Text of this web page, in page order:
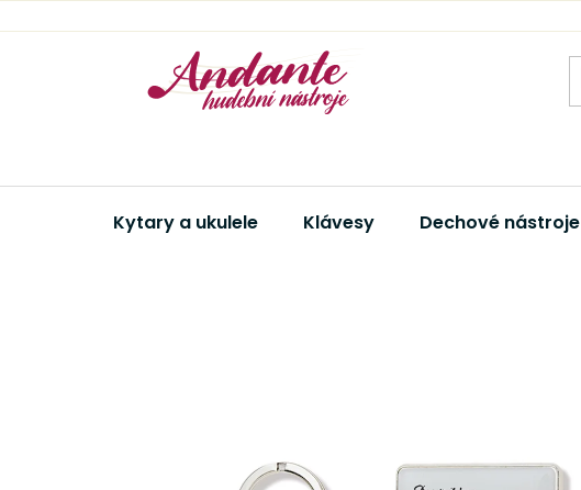
na
Kytary a ukulele Klávesy Dechové nástroje